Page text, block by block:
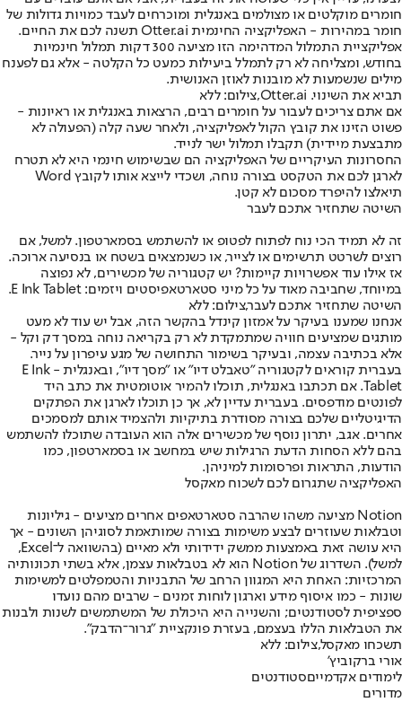
חומרים מוקלטים או מצולמים באנגלית ומוכרחים לעבד כמויות גדולות של
חומר במהירות - האפליקציה החינמית Otter.ai תשנה לכם את החיים.
אפליקציית התמלול המדהימה הזו מציעה 300 דקות תמלול חינמיות
בחודש, ומצליחה לא רק לתמלל ביעילות כמעט כל הקלטה - אלא גם לפענח
מילים שנשמעות לא מובנות לאוזן האנושית.
תביא את השינוי. Otter.ai,צילום: ללא
אם אתם צריכים לעבור על חומרים רבים, הרצאות באנגלית או ראיונות -
פשוט הזינו את קובץ הקול לאפליקציה, ולאחר שעה קלה (הפעולה לא
מתבצעת מיידית) תקבלו תמלול ישר לנייד.
החסרונות העיקריים של האפליקציה הם שבשימוש חינמי היא לא תטרח
לארגן לכם את הטקסט בצורה נוחה, ושכדי לייצא אותו לקובץ Word
תיאלצו להיפרד מסכום לא קטן.
השיטה שתחזיר אתכם לעבר
זה לא תמיד הכי נוח לפתוח לפטופ או להשתמש בסמארטפון. למשל, אם
רוצים לשרטט תרשימים או לצייר, או כשנמצאים בשטח או בנסיעה ארוכה.
אז אילו עוד אפשרויות קיימות? יש קטגוריה של מכשירים, לא נפוצה
במיוחד, שחביבה מאוד על כל מיני סטארטאפיסטים ויזמים: E Ink Tablet.
השיטה שתחזיר אתכם לעבר,צילום: ללא
אנחנו שמענו בעיקר על אמזון קינדל בהקשר הזה, אבל יש עוד לא מעט
מותגים שמציעים חוויה שמתמקדת לא רק בקריאה נוחה במסך דק וקל -
אלא בכתיבה עצמה, ובעיקר בשימור התחושה של מגע עיפרון על נייר.
בעברית קוראים לקטגוריה "טאבלט דיו" או "מסך דיו", ובאנגלית - E Ink
Tablet. אם תכתבו באנגלית, תוכלו להמיר אוטומטית את כתב היד
לפונטים מודפסים. בעברית עדיין לא, אך כן תוכלו לארגן את הפתקים
הדיגיטליים שלכם בצורה מסודרת בתיקיות ולהצמיד אותם למסמכים
אחרים. אגב, יתרון נוסף של מכשירים אלה הוא העובדה שתוכלו להשתמש
בהם ללא הסחות הדעת הרגילות שיש במחשב או בסמארטפון, כמו
הודעות, התראות ופרסומות למיניהן.
האפליקציה שתגרום לכם לשכוח מאקסל
Notion מציעה משהו שהרבה סטארטאפים אחרים מציעים - גיליונות
וטבלאות שעוזרים לבצע משימות בצורה שמותאמת לסוגיהן השונים - אך
היא עושה זאת באמצעות ממשק ידידותי ולא מאיים (בהשוואה ל־Excel,
למשל). השדרוג של Notion הוא לא בטבלאות עצמן, אלא בשתי תכונותיה
המרכזיות: האחת היא המגוון הרחב של התבניות והטמפלטים למשימות
שונות - כמו איסוף מידע וארגון לוחות זמנים - שרבים מהם נועדו
ספציפית לסטודנטים; והשנייה היא היכולת של המשתמשים לשנות ולבנות
את הטבלאות הללו בעצמם, בעזרת פונקציית "גרור־הדבק".
תשכחו מאקסל,צילום: ללא
אורי ברקוביץ'
לימודים אקדמייםסטודנטים
מדורים